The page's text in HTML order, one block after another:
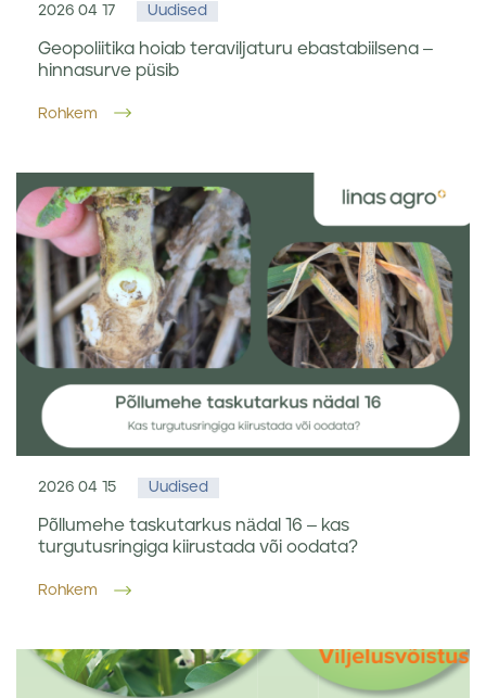
2026 04 17 Uudised
Geopoliitika hoiab teraviljaturu ebastabiilsena –
hinnasurve püsib
Rohkem
2026 04 15 Uudised
Põllumehe taskutarkus nädal 16 – kas
turgutusringiga kiirustada või oodata?
Rohkem